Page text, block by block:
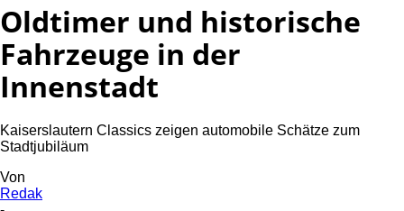
Oldtimer und historische
Fahrzeuge in der
Innenstadt
Kaiserslautern Classics zeigen automobile Schätze zum
Stadtjubiläum
Von
Redak